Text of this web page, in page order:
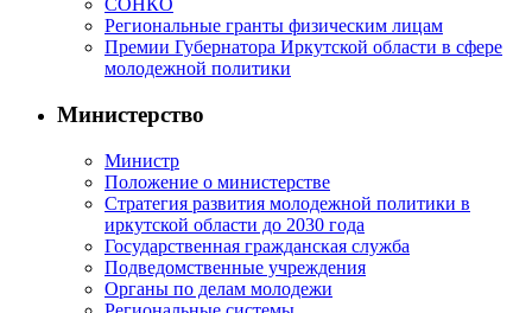
СОНКО
Региональные гранты физическим лицам
Премии Губернатора Иркутской области в сфере
молодежной политики
Министерство
Министр
Положение о министерстве
Стратегия развития молодежной политики в
иркутской области до 2030 года
Государственная гражданская служба
Подведомственные учреждения
Органы по делам молодежи